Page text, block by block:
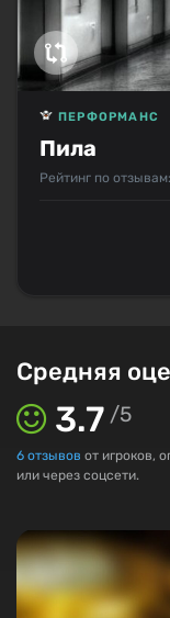
Пила
ПЕРФОРМАНС
Рейтинг по
Средняя
3.7 /5
6 отзывов от игроков,
или через соцсети.